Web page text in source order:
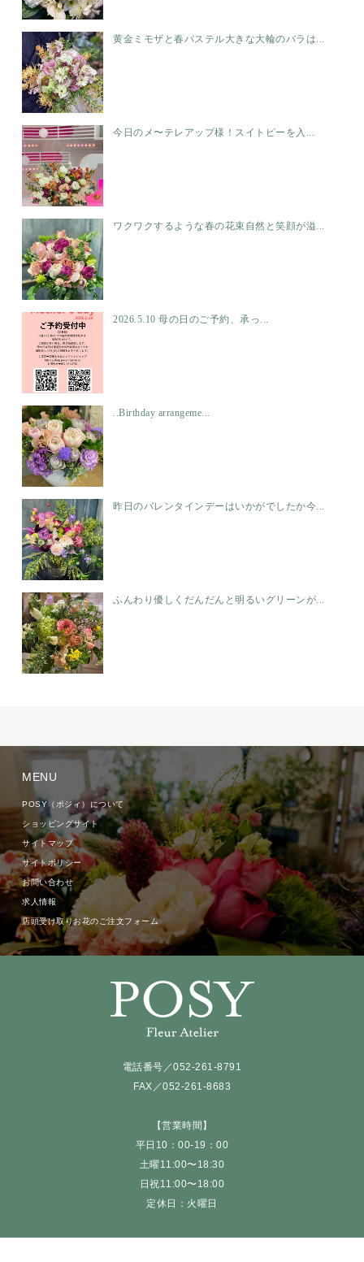
黄金ミモザと春パステル大きな大輪のバラは...
今日のメ〜テレアップ様！スイトピーを入...
ワクワクするような春の花束自然と笑顔が溢...
2026.5.10 母の日のご予約、承っ...
..Birthday arrangeme...
昨日のバレンタインデーはいかがでしたか今...
ふんわり優しくだんだんと明るいグリーンが...
MENU
POSY（ポジィ）について
ショッピングサイト
サイトマップ
サイトポリシー
お問い合わせ
求人情報
店頭受け取りお花のご注文フォーム
電話番号／052-261-8791
FAX／052-261-8683
【営業時間】
平日10：00-19：00
土曜11:00〜18:30
日祝11:00〜18:00
定休日：火曜日